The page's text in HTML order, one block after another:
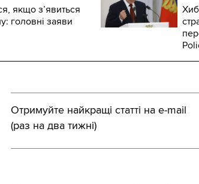
якщо з’явиться
головні заяви
Отримуйте найкращі статті на e-mail
(раз на два тижні)